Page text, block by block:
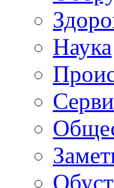
Наука